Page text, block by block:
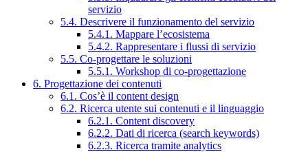
servizio
5.4. Descrivere il funzionamento del servizio
5.4.1. Mappare l’ecosistema
5.4.2. Rappresentare i flussi di servizio
5.5. Co-progettare le soluzioni
5.5.1. Workshop di co-progettazione
6. Progettazione dei contenuti
6.1. Cos’è il content design
6.2. Ricerca utente sui contenuti e il linguaggio
6.2.1. Content discovery
6.2.2. Dati di ricerca (search keywords)
6.2.3. Ricerca tramite analytics